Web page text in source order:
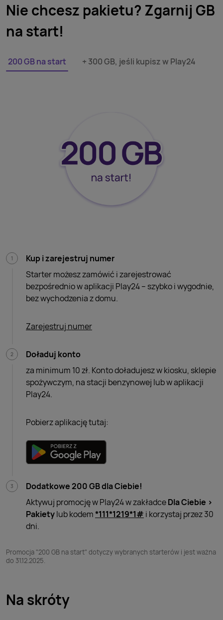
Nie chcesz pakietu? Zgarnij GB
na start!
200 GB na start + 300 GB, jeśli kupisz w Play24
Kup i zarejestruj numer
Starter możesz zamówić i zarejestrować
bezpośrednio w aplikacji Play24 – szybko i wygodnie,
bez wychodzenia z domu.
Zarejestruj numer
Doładuj konto
za minimum 10 zł. Konto doładujesz w kiosku, sklepie
spożywczym, na stacji benzynowej lub w aplikacji
Play24.
Pobierz aplikację tutaj:
Dodatkowe 200 GB dla Ciebie!
Aktywuj promocję w Play24 w zakładceDla Ciebie >
Pakietylub kodem*111*1219*1# i korzystaj przez 30
dni.
Promocja "200 GB na start" dotyczy wybranych starterów i jest ważna
do 31.12.2025.
Na skróty